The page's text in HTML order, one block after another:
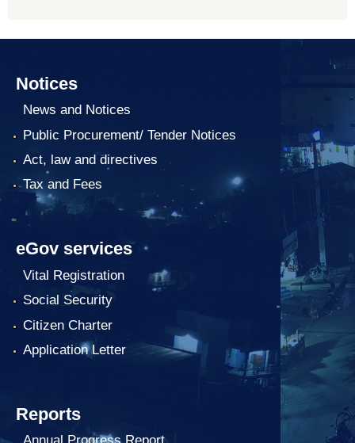
Notices
News and Notices
Public Procurement/ Tender Notices
Act, law and directives
Tax and Fees
eGov services
Vital Registration
Social Security
Citizen Charter
Application Letter
Reports